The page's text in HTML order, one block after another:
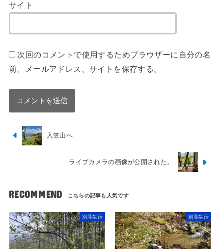
サイト
次回のコメントで使用するためブラウザーに自分の名
前、メールアドレス、サイトを保存する。
入笠山へ
ライブカメラの画像が公開された。
RECOMMEND
別荘生活 別荘生活